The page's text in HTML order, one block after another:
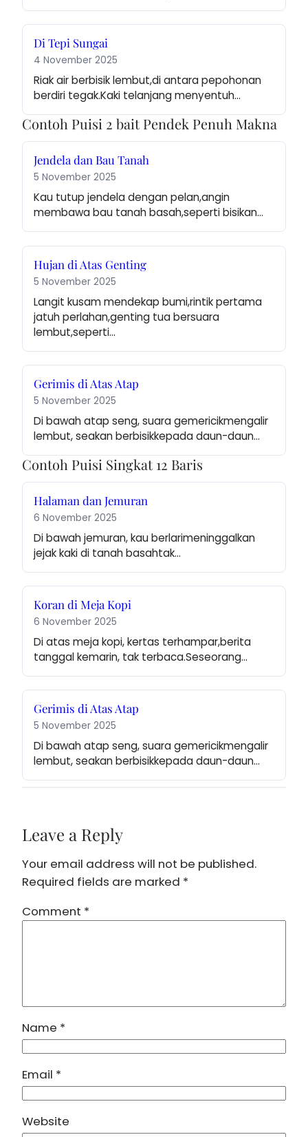
Di Tepi Sungai
4 November 2025
Riak air berbisik lembut,di antara pepohonan
berdiri tegak.Kaki telanjang menyentuh…
Contoh Puisi 2 bait Pendek Penuh Makna
Jendela dan Bau Tanah
5 November 2025
Kau tutup jendela dengan pelan,angin
membawa bau tanah basah,seperti bisikan…
Hujan di Atas Genting
5 November 2025
Langit kusam mendekap bumi,rintik pertama
jatuh perlahan,genting tua bersuara
lembut,seperti…
Gerimis di Atas Atap
5 November 2025
Di bawah atap seng, suara gemericikmengalir
lembut, seakan berbisikkepada daun-daun…
Contoh Puisi Singkat 12 Baris
Halaman dan Jemuran
6 November 2025
Di bawah jemuran, kau berlarimeninggalkan
jejak kaki di tanah basahtak…
Koran di Meja Kopi
6 November 2025
Di atas meja kopi, kertas terhampar,berita
tanggal kemarin, tak terbaca.Seseorang…
Gerimis di Atas Atap
5 November 2025
Di bawah atap seng, suara gemericikmengalir
lembut, seakan berbisikkepada daun-daun…
Leave a Reply
Your email address will not be published.
Required fields are marked *
Comment *
Name *
Email *
Website